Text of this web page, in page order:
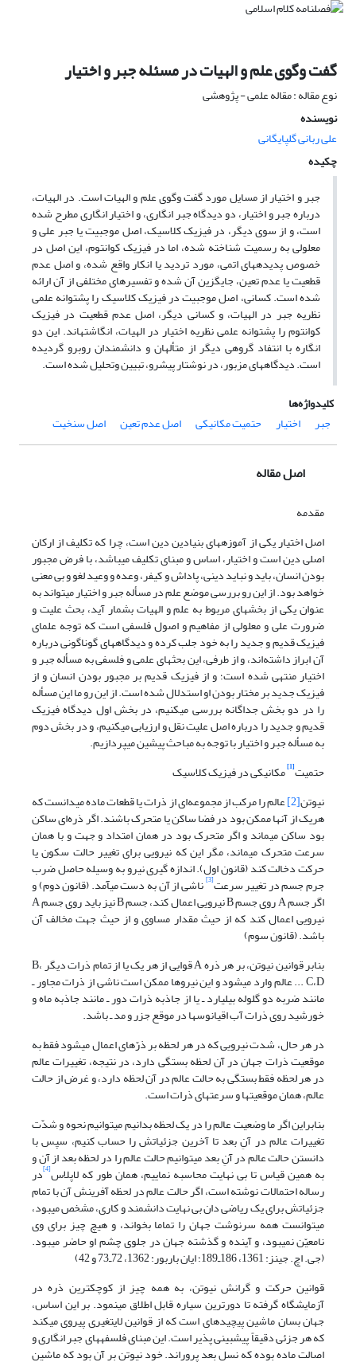
گفت وگوی علم و الهیات در مسئله جبر و اختیار
نوع مقاله : مقاله علمی - پژوهشی
نویسنده
علی ربانی گلپایگانی
چکیده
جبر و اختیار از مسایل مورد گفت وگوی علم و الهیات است. در الهیات،
درباره جبر و اختیار، دو دیدگاه جبر انگاری، و اختیار انگاری مطرح شده
است، و از سوی دیگر، در فیزیک کلاسیک، اصل موجبیت یا جبر علی و
معلولی به رسمیت شناخته شده، اما در فیزیک کوانتوم، این اصل در
خصوص پدیده‎های اتمی، مورد تردید یا انکار واقع شده، و اصل عدم
قطعیت یا عدم تعین، جایگزین آن شده و تفسیرهای مختلفی از آن ارائه
شده است. کسانی، اصل موجبیت در فیزیک کلاسیک را پشتوانه علمی
نظریه جبر در الهیات، و کسانی دیگر، اصل عدم قطعیت در فیزیک
کوانتوم را پشتوانه علمی نظریه اختیار در الهیات، انگاشته‏اند. این دو
انگاره با انتفاد گروهی دیگر از متألهان و دانشمندان روبرو گردیده
است. دیدگاه‏های مزبور، در نوشتار پیش‏رو، تبیین وتحلیل شده است.
کلیدواژه‌ها
جبر
اختیار حتمیت مکانیکی اصل عدم تعین اصل سنخیت
اصل مقاله
مقدمه
اصل اختیار یکی از آموزه‎های بنیادین دین است، چرا که تکلیف از ارکان
اصلی دین است و اختیار، اساس و مبنای تکلیف ‌‎می‎باشد، با فرض مجبور
بودن انسان، باید و نباید دینی، پاداش و کیفر، وعده و وعید لغو و بی معنی
خواهد بود. از این رو بررسی موضع علم در مسأله جبر و اختیار می‎تواند به
عنوان یکی از بخشهای مربوط به علم و الهیات بشمار آید، بحث علیت و
ضرورت علی و معلولی از مفاهیم و اصول فلسفی است که توجه علمای
فیزیک قدیم و جدید را به خود جلب کرده و دیدگاه‎های گوناگونی درباره
آن ابراز داشته‌اند، و از طرفی، این بحثهای علمی و فلسفی به مسأله جبر و
اختیار منتهی شده است؛ و از فیزیک قدیم بر مجبور بودن انسان و از
فیزیک جدید بر مختار بودن او استدلال شده است. از این رو ما این مسأله
را در دو بخش جداگانه بررسی می‎کنیم، در بخش اول دیدگاه فیزیک
قدیم و جدید را درباره اصل علیت نقل و ارزیابی می‎کنیم، و در بخش دوم
به مسأله جبر و اختیار با توجه به مباحث پیشین ‌‎می‎پردازیم.
حتمیت[1] مکانیکی در فیزیک کلاسیک
نیوتن[2] عالم را مرکب از مجموعه‌ای از ذرات یا قطعات ماده می‎دانست که
هریک از آنها ممکن بود در فضا ساکن یا متحرک باشند. اگر ذره‌ای ساکن
بود ساکن می‎ماند و اگر متحرک بود در همان امتداد و جهت و با همان
سرعت متحرک می‎ماند، مگر این که نیرویی برای تغییر حالت سکون یا
حرکت دخالت کند (قانون اول). اندازه گیری نیرو به وسیله حاصل ضرب
جرم جسم در تغییر سرعت[3] ناشی از آن به دست ‌‎می‎آمد. (قانون دوم) و
اگر جسم A روی جسم B نیرویی اعمال کند، جسم B نیز باید روی جسم A
نیرویی اعمال کند که از حیث مقدار مساوی و از حیث جهت مخالف آن
باشد. (قانون سوم)
بنابر قوانین نیوتن، بر هر ذره A قوایی از هر یک یا از تمام ذرات دیگر B،
C،D ... عالم وارد ‌‎می‎شود و این نیروها ممکن است ناشی از ذرات مجاور ـ
مانند ضربه دو گلوله بیلیارد ـ یا از جاذبه ذرات دور ـ مانند جاذبه ماه و
خورشید روی ذرات آب اقیانوسها در موقع جزر و مد ـ باشد.
در هر حال، شدت نیرویی که در هر لحظه بر ذرّه‎ای اعمال ‌‎می‎شود فقط به
موقعیت ذرات جهان در آن لحظه بستگی دارد، در نتیجه، تغییرات عالم
در هر لحظه فقط بستگی به حالت عالم در آن لحظه دارد، و غرض از حالت
عالم، همان موقعیت‎ها و سرعت‎های ذرات است.
بنابراین اگر ما وضعیت عالم را در یک لحظه بدانیم می‎توانیم نحوه و شدّت
تغییرات عالم در آنِ بعد تا آخرین جزئیاتش را حساب کنیم، سپس با
دانستن حالت عالم در آنِ بعد می‎توانیم حالت عالم را در لحظه بعد از آن و
به همین قیاس تا بی نهایت محاسبه نماییم، همان طور که لاپلاس[4] در
رساله احتمالات نوشته است، اگر حالت عالم در لحظه آفرینش آن با تمام
جزئیاتش برای یک ریاضی دان بی نهایت دانشمند و کاری، مشخص ‌‎می‎بود،
می‎توانست همه سرنوشت جهان را تماما بخواند، و هیچ چیز برای وی
نامعیّن نمی‎بود، و آینده و گذشته جهان در جلوی چشم او حاضر ‌‎می‎بود.
(جی. اچ. جینز: 1361، 186ـ189؛ ایان باربور: 1362، 72ـ73 و 42)
قوانین حرکت و گرانش نیوتن، به همه چیز از کوچک‏ترین ذره در
آزمایشگاه گرفته تا دورترین سیاره قابل اطلاق می‏نمود. بر این اساس،
جهان بسان ماشین پیچیده‎ای است که از قوانین لایتغیری پیروی می‏کند
که هر جزئی دقیقاً پیش‎بینی پذیر است. این مبنای فلسفه‎های جبر انگاری و
اصالت ماده بوده که نسل بعد پروراند. خود نیوتن بر آن بود که ماشین